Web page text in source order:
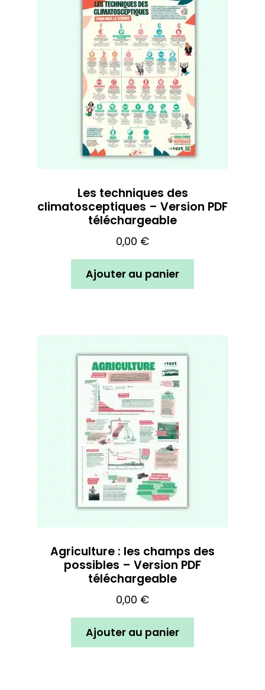
Les techniques des
climatosceptiques – Version PDF
téléchargeable
0,00 €
Ajouter au panier
Agriculture : les champs des
possibles – Version PDF
téléchargeable
0,00 €
Ajouter au panier